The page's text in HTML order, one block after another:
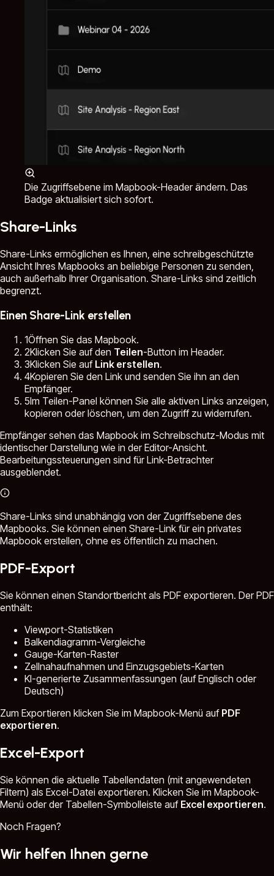
Die Zugriffsebene im Mapbook-Header ändern. Das
Badge aktualisiert sich sofort.
Share-Links
Share-Links ermöglichen es Ihnen, eine schreibgeschützte
Ansicht Ihres Mapbooks an beliebige Personen zu senden,
auch außerhalb Ihrer Organisation. Share-Links sind zeitlich
begrenzt.
Einen Share-Link erstellen
1Öffnen Sie das Mapbook.
2Klicken Sie auf den Teilen-Button im Header.
3Klicken Sie auf Link erstellen.
4Kopieren Sie den Link und senden Sie ihn an den
Empfänger.
5Im Teilen-Panel können Sie alle aktiven Links anzeigen,
kopieren oder löschen, um den Zugriff zu widerrufen.
Empfänger sehen das Mapbook im Schreibschutz-Modus mit
identischer Darstellung wie in der Editor-Ansicht.
Bearbeitungssteuerungen sind für Link-Betrachter
ausgeblendet.
Share-Links sind unabhängig von der Zugriffsebene des
Mapbooks. Sie können einen Share-Link für ein privates
Mapbook erstellen, ohne es öffentlich zu machen.
PDF-Export
Sie können einen Standortbericht als PDF exportieren. Der PDF
enthält:
Viewport-Statistiken
Balkendiagramm-Vergleiche
Gauge-Karten-Raster
Zellnahaufnahmen und Einzugsgebiets-Karten
KI-generierte Zusammenfassungen (auf Englisch oder
Deutsch)
Zum Exportieren klicken Sie im Mapbook-Menü auf PDF
exportieren.
Excel-Export
Sie können die aktuelle Tabellendaten (mit angewendeten
Filtern) als Excel-Datei exportieren. Klicken Sie im Mapbook-
Menü oder der Tabellen-Symbolleiste auf Excel exportieren.
Noch Fragen?
Wir helfen Ihnen gerne